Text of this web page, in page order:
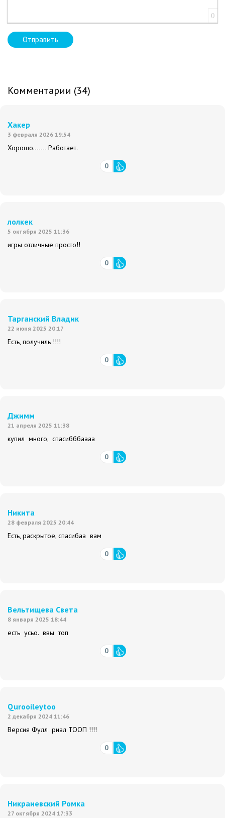
0
Отправить
Комментарии (34)
Хакер
3 февраля 2026 19:54
Хорошо....... Работает.
0
лолкек
5 октября 2025 11:36
игры отличные просто!!
0
Тарганский Владик
22 июня 2025 20:17
Есть, получиль !!!!
0
Джимм
21 апреля 2025 11:38
купил много, спасибббаааа
0
Никита
28 февраля 2025 20:44
Есть, раскрытое, спасибаа вам
0
Вельтищева Света
8 января 2025 18:44
есть усьо. ввы топ
0
Qurooileytоо
2 декабря 2024 11:46
Версия Фулл риал ТООП !!!!
0
Никраиевский Ромка
27 октября 2024 17:33